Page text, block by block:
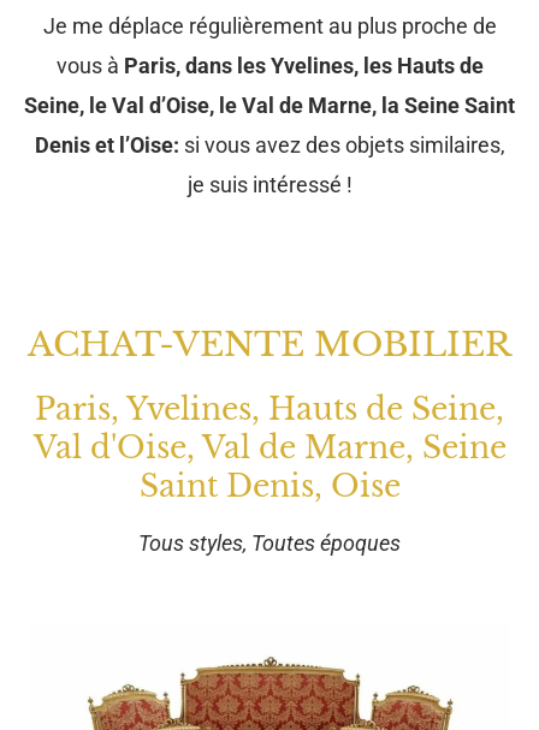
Je me déplace régulièrement au plus proche de
vous à Paris, dans les Yvelines, les Hauts de
Seine, le Val d’Oise, le Val de Marne, la Seine Saint
Denis et l’Oise: si vous avez des objets similaires,
je suis intéressé !
ACHAT-VENTE MOBILIER
Paris, Yvelines, Hauts de Seine,
Val d'Oise, Val de Marne, Seine
Saint Denis, Oise
Tous styles, Toutes époques